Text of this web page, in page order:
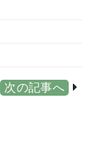
次の記事へ